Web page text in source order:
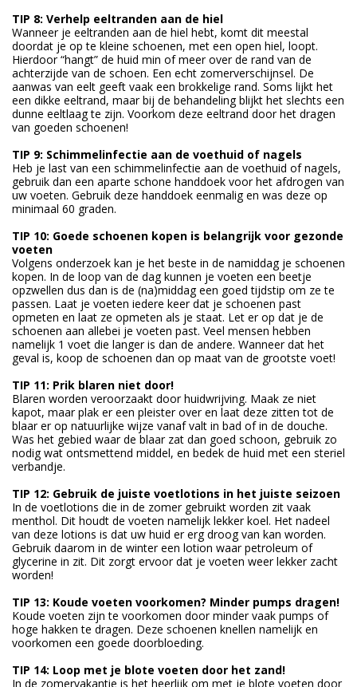
TIP 8: Verhelp eeltranden aan de hiel
Wanneer je eeltranden aan de hiel hebt, komt dit meestal
doordat je op te kleine schoenen, met een open hiel, loopt.
Hierdoor “hangt” de huid min of meer over de rand van de
achterzijde van de schoen. Een echt zomerverschijnsel. De
aanwas van eelt geeft vaak een brokkelige rand. Soms lijkt het
een dikke eeltrand, maar bij de behandeling blijkt het slechts een
dunne eeltlaag te zijn. Voorkom deze eeltrand door het dragen
van goeden schoenen!
TIP 9: Schimmelinfectie aan de voethuid of nagels
Heb je last van een schimmelinfectie aan de voethuid of nagels,
gebruik dan een aparte schone handdoek voor het afdrogen van
uw voeten. Gebruik deze handdoek eenmalig en was deze op
minimaal 60 graden.
TIP 10: Goede schoenen kopen is belangrijk voor gezonde
voeten
Volgens onderzoek kan je het beste in de namiddag je schoenen
kopen. In de loop van de dag kunnen je voeten een beetje
opzwellen dus dan is de (na)middag een goed tijdstip om ze te
passen. Laat je voeten iedere keer dat je schoenen past
opmeten en laat ze opmeten als je staat. Let er op dat je de
schoenen aan allebei je voeten past. Veel mensen hebben
namelijk 1 voet die langer is dan de andere. Wanneer dat het
geval is, koop de schoenen dan op maat van de grootste voet!
TIP 11: Prik blaren niet door!
Blaren worden veroorzaakt door huidwrijving. Maak ze niet
kapot, maar plak er een pleister over en laat deze zitten tot de
blaar er op natuurlijke wijze vanaf valt in bad of in de douche.
Was het gebied waar de blaar zat dan goed schoon, gebruik zo
nodig wat ontsmettend middel, en bedek de huid met een steriel
verbandje.
TIP 12: Gebruik de juiste voetlotions in het juiste seizoen
In de voetlotions die in de zomer gebruikt worden zit vaak
menthol. Dit houdt de voeten namelijk lekker koel. Het nadeel
van deze lotions is dat uw huid er erg droog van kan worden.
Gebruik daarom in de winter een lotion waar petroleum of
glycerine in zit. Dit zorgt ervoor dat je voeten weer lekker zacht
worden!
TIP 13: Koude voeten voorkomen? Minder pumps dragen!
Koude voeten zijn te voorkomen door minder vaak pumps of
hoge hakken te dragen. Deze schoenen knellen namelijk en
voorkomen een goede doorbloeding.
TIP 14: Loop met je blote voeten door het zand!
In de zomervakantie is het heerlijk om met je blote voeten door